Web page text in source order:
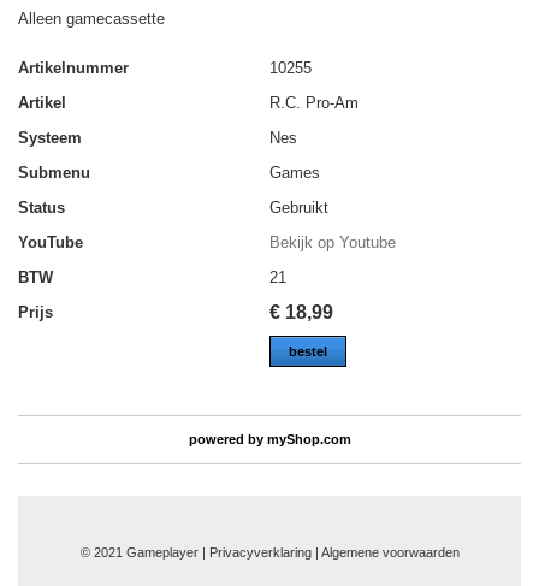
Alleen gamecassette
Artikelnummer
10255
Artikel
R.C. Pro-Am
Systeem
Nes
Submenu
Games
Status
Gebruikt
YouTube
Bekijk op Youtube
BTW
21
Prijs
€ 18,99
bestel
powered by myShop.com
© 2021 Gameplayer | Privacyverklaring | Algemene voorwaarden